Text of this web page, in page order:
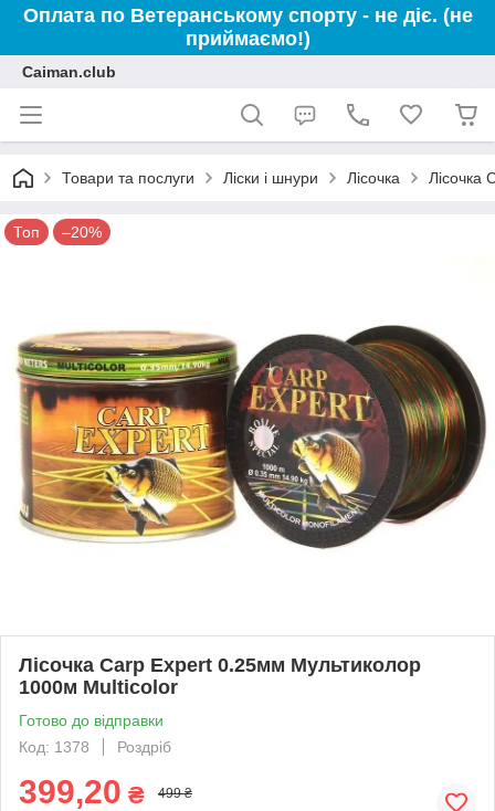
Оплата по Ветеранському спорту - не діє. (не
приймаємо!)
Caiman.club
Товари та послуги Ліски і шнури Лісочка Лісочка
Топ –20%
Лісочка Carp Expert 0.25мм Мультиколор
1000м Multicolor
Готово до відправки
Код: 1378
Роздріб
399,20 ₴ 499 ₴